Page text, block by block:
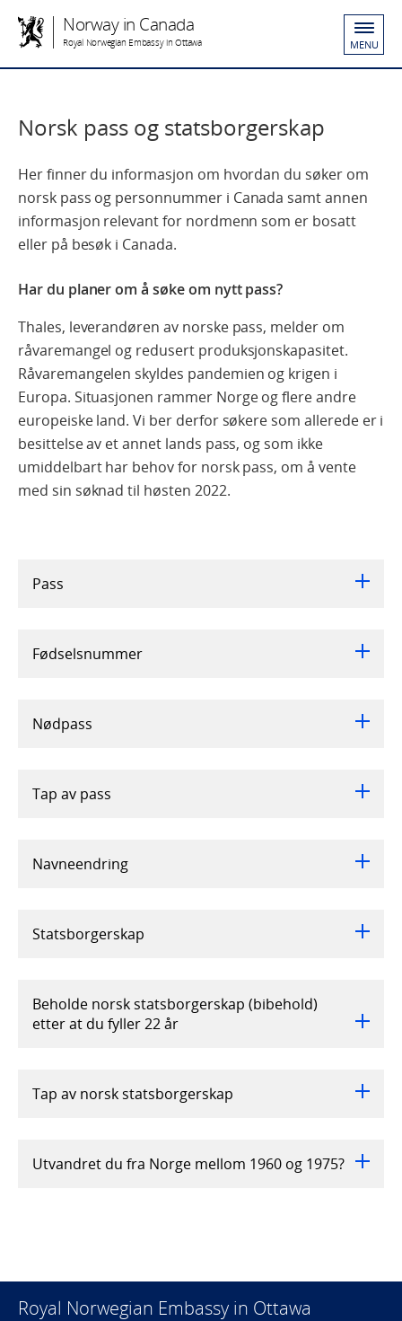
Norway in Canada
Royal Norwegian Embassy in Ottawa MENU
Norsk pass og statsborgerskap
Her finner du informasjon om hvordan du søker om
norsk pass og personnummer i Canada samt annen
informasjon relevant for nordmenn som er bosatt
eller på besøk i Canada.
Har du planer om å søke om nytt pass?
Thales, leverandøren av norske pass, melder om
råvaremangel og redusert produksjonskapasitet.
Råvaremangelen skyldes pandemien og krigen i
Europa. Situasjonen rammer Norge og flere andre
europeiske land. Vi ber derfor søkere som allerede er i
besittelse av et annet lands pass, og som ikke
umiddelbart har behov for norsk pass, om å vente
med sin søknad til høsten 2022.
Pass
Fødselsnummer
Nødpass
Tap av pass
Navneendring
Statsborgerskap
Beholde norsk statsborgerskap (bibehold)
etter at du fyller 22 år
Tap av norsk statsborgerskap
Utvandret du fra Norge mellom 1960 og 1975?
Royal Norwegian Embassy in Ottawa